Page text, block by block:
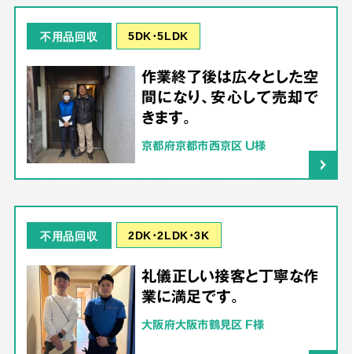
不用品回収 5DK･5LDK
作業終了後は広々とした空
間になり、安心して売却で
きます。
京都府京都市西京区 U様
不用品回収 2DK･2LDK･3K
礼儀正しい接客と丁寧な作
業に満足です。
大阪府大阪市鶴見区 F様